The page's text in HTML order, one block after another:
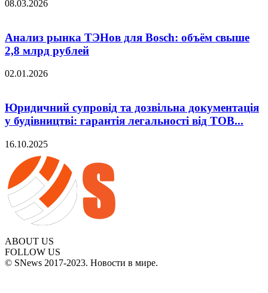
08.03.2026
Анализ рынка ТЭНов для Bosch: объём свыше
2,8 млрд рублей
02.01.2026
Юридичний супровід та дозвільна документація
у будівництві: гарантія легальності від ТОВ...
16.10.2025
ABOUT US
FOLLOW US
© SNews 2017-2023. Новости в мире.